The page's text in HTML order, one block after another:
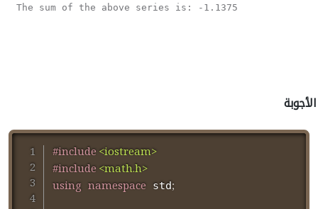
الأجوبة
#include<iostream>
#include<math.h>
using namespace std;